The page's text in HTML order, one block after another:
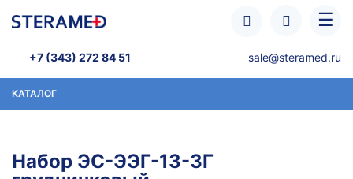
☰
+7 (343) 272 84 51 sale@steramed.ru
КАТАЛОГ
Набор ЭС-ЭЭГ-13-3Г